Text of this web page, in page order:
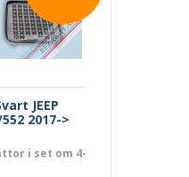
JEEP
2017->
i set om 4-